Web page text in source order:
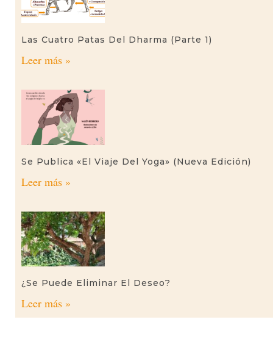
Las Cuatro Patas Del Dharma (parte 1)
Leer más »
Se Publica «El Viaje Del Yoga» (nueva Edición)
Leer más »
¿Se Puede Eliminar El Deseo?
Leer más »